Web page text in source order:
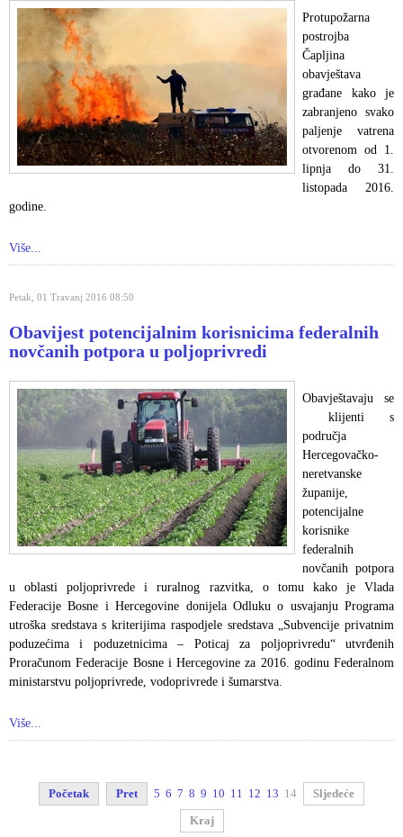
Protupožarna
postrojba
Čapljina
obavještava
građane kako je
zabranjeno svako
paljenje vatrena
otvorenom od 1.
lipnja do 31.
listopada 2016.
godine.
Više...
Petak, 01 Travanj 2016 08:50
Obavijest potencijalnim korisnicima federalnih
novčanih potpora u poljoprivredi
Obavještavaju se
klijenti s
područja
Hercegovačko-
neretvanske
županije,
potencijalne
korisnike
federalnih
novčanih potpora
u oblasti poljoprivrede i ruralnog razvitka, o tomu kako je Vlada
Federacije Bosne i Hercegovine donijela Odluku o usvajanju Programa
utroška sredstava s kriterijima raspodjele sredstava „Subvencije privatnim
poduzećima i poduzetnicima – Poticaj za poljoprivredu“ utvrđenih
Proračunom Federacije Bosne i Hercegovine za 2016. godinu Federalnom
ministarstvu poljoprivrede, vodoprivrede i šumarstva.
Više...
Početak Pret 5 6 7 8 9 10 11 12 13 14 Sljedeće
Kraj